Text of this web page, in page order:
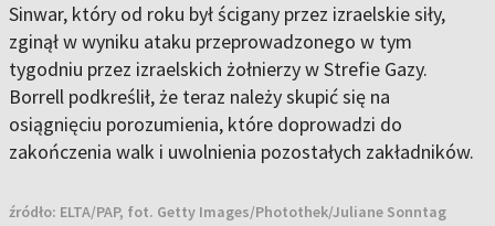
Sinwar, który od roku był ścigany przez izraelskie siły,
zginął w wyniku ataku przeprowadzonego w tym
tygodniu przez izraelskich żołnierzy w Strefie Gazy.
Borrell podkreślił, że teraz należy skupić się na
osiągnięciu porozumienia, które doprowadzi do
zakończenia walk i uwolnienia pozostałych zakładników.
źródło: ELTA/PAP, fot. Getty Images/Photothek/Juliane Sonntag